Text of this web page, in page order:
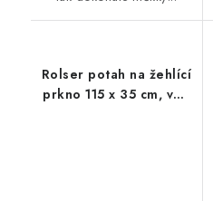
Rolser potah na žehlící
prkno 115 x 35 cm, vel.